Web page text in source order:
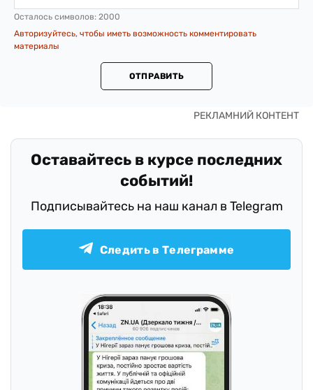
Осталось символов: 2000
Авторизуйтесь, чтобы иметь возможность комментировать
материалы
ОТПРАВИТЬ
Оставайтесь в курсе последних
событий!
Подписывайтесь на наш канал в Telegram
Следить в Телеграмме